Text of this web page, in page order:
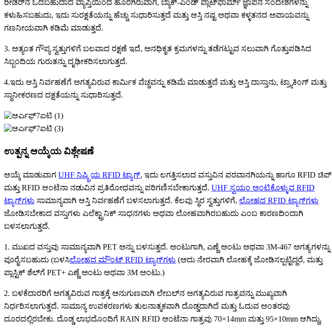
ರೀಡರ್‌ನ ಓದಬಹುದಾದ ವ್ಯಾಪ್ತಿಯಿಂದ ಹೊರಗಿರುವಾಗ, ಬ್ಯಾಕ್-ಎಂಡ್ ಪ್ಲಾಟ್‌ಫಾರ್ಮ್ ಜ್ಞಾಪನೆ ಸಂದೇಶಗಳನ್ನು
ಕಳುಹಿಸಬಹುದು, ಇದು ಸುರಕ್ಷತೆಯನ್ನು ಹೆಚ್ಚು ಸುಧಾರಿಸುತ್ತದೆ ಮತ್ತು ಆಸ್ತಿ ನಷ್ಟ ಅಥವಾ ಕಳ್ಳತನದ ಅಪಾಯವನ್ನು
ಗಣನೀಯವಾಗಿ ಕಡಿಮೆ ಮಾಡುತ್ತದೆ.
3. ಅತ್ಯಂತ ಗೌಪ್ಯ ಸ್ವತ್ತುಗಳಿಗೆ ಬಲವಾದ ರಕ್ಷಣೆ ಇದೆ, ಅನಧಿಕೃತ ಕ್ರಮಗಳನ್ನು ತಡೆಗಟ್ಟುವ ಸಲುವಾಗಿ ಗೊತ್ತುಪಡಿಸಿದ
ಸಿಬ್ಬಂದಿಯ ಗುರುತನ್ನು ದೃಢೀಕರಿಸಲಾಗುತ್ತದೆ.
4.ಇದು ಆಸ್ತಿ ನಿರ್ವಹಣೆಗೆ ಅಗತ್ಯವಿರುವ ಕಾರ್ಮಿಕ ವೆಚ್ಚವನ್ನು ಕಡಿಮೆ ಮಾಡುತ್ತದೆ ಮತ್ತು ಆಸ್ತಿ ದಾಸ್ತಾನು, ಟ್ರ್ಯಾಕಿಂಗ್ ಮತ್ತು
ಸ್ಥಾನೀಕರಣದ ದಕ್ಷತೆಯನ್ನು ಸುಧಾರಿಸುತ್ತದೆ.
ಉತ್ಪನ್ನ ಆಯ್ಕೆಯ ವಿಶ್ಲೇಷಣೆ
ಆಯ್ಕೆ ಮಾಡುವಾಗ UHF ನಿಷ್ಕ್ರಿಯ RFID ಟ್ಯಾಗ್, ಇದು ಲಗತ್ತಿಸಲಾದ ವಸ್ತುವಿನ ಪರವಾನಗಿಯನ್ನು ಹಾಗೂ RFID ಚಿಪ್
ಮತ್ತು RFID ಆಂಟೆನಾ ನಡುವಿನ ಪ್ರತಿರೋಧವನ್ನು ಪರಿಗಣಿಸಬೇಕಾಗುತ್ತದೆ. UHF ಸ್ವಯಂ ಅಂಟಿಕೊಳ್ಳುವ RFID
ಟ್ಯಾಗ್‌ಗಳು ಸಾಮಾನ್ಯವಾಗಿ ಆಸ್ತಿ ನಿರ್ವಹಣೆಗೆ ಬಳಸಲಾಗುತ್ತದೆ. ಕೆಲವು ಸ್ಥಿರ ಸ್ವತ್ತುಗಳಿಗೆ, ಲೋಹದ RFID ಟ್ಯಾಗ್‌ಗಳು
ಜೋಡಿಸಬೇಕಾದ ವಸ್ತುಗಳು ಎಲೆಕ್ಟ್ರಾನಿಕ್ ಸಾಧನಗಳು ಅಥವಾ ಲೋಹವಾಗಿರಬಹುದು ಎಂಬ ಕಾರಣದಿಂದಾಗಿ
ಬಳಸಲಾಗುತ್ತದೆ.
1. ಮುಖದ ವಸ್ತುವು ಸಾಮಾನ್ಯವಾಗಿ PET ಅನ್ನು ಬಳಸುತ್ತದೆ. ಅಂಟುಗಾಗಿ, ಎಣ್ಣೆ ಅಂಟು ಅಥವಾ 3M-467 ಅಗತ್ಯಗಳನ್ನು
ಪೂರೈಸಬಹುದು (ಬಳಸಿಲೋಹದ ಮೌಂಟ್ RFID ಟ್ಯಾಗ್‌ಗಳು (ಅದು ನೇರವಾಗಿ ಲೋಹಕ್ಕೆ ಜೋಡಿಸಲ್ಪಟ್ಟಿದ್ದರೆ, ಮತ್ತು
ಪ್ಲಾಸ್ಟಿಕ್ ಶೆಲ್‌ಗೆ PET+ ಎಣ್ಣೆ ಅಂಟು ಅಥವಾ 3M ಅಂಟು.)
2. ಬಳಕೆದಾರರಿಗೆ ಅಗತ್ಯವಿರುವ ಗಾತ್ರಕ್ಕೆ ಅನುಗುಣವಾಗಿ ಲೇಬಲ್‌ನ ಅಗತ್ಯವಿರುವ ಗಾತ್ರವನ್ನು ಮುಖ್ಯವಾಗಿ
ನಿರ್ಧರಿಸಲಾಗುತ್ತದೆ. ಸಾಮಾನ್ಯ ಉಪಕರಣಗಳು ತುಲನಾತ್ಮಕವಾಗಿ ದೊಡ್ಡದಾಗಿದೆ ಮತ್ತು ಓದುವ ಅಂತರವು
ದೂರದಲ್ಲಿರಬೇಕು. ದೊಡ್ಡ ಲಾಭದೊಂದಿಗೆ RAIN RFID ಆಂಟೆನಾ ಗಾತ್ರವು 70×14mm ಮತ್ತು 95×10mm ಆಗಿದ್ದು,